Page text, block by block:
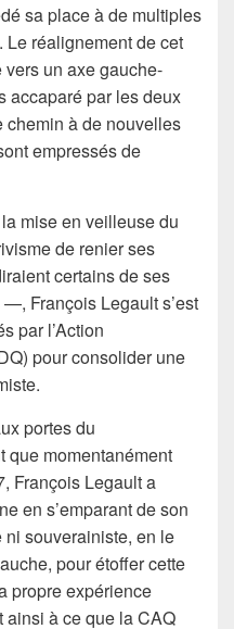
sa place à de multiples
réalignement de cet
un axe gauche-
accaparé par les deux
chemin à de nouvelles
empressés de
mise en veilleuse du
de renier ses
certains de ses
François Legault s’est
par l’Action
pour consolider une
portes du
que momentanément
François Legault a
en s’emparant de son
souverainiste, en le
pour étoffer cette
propre expérience
ainsi à ce que la CAQ